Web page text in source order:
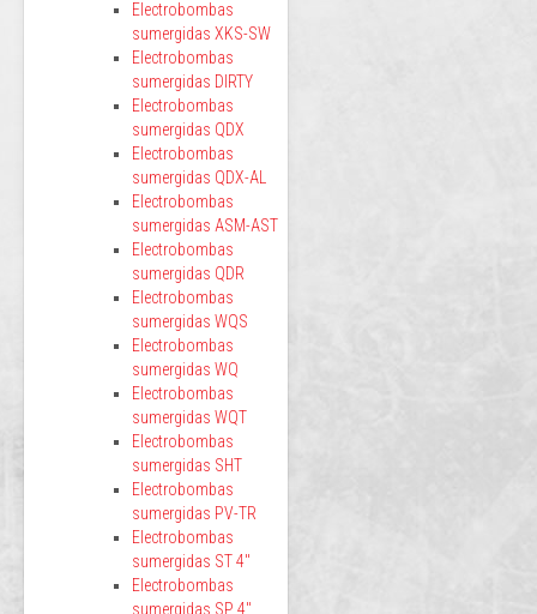
Electrobombas
sumergidas XKS-SW
Electrobombas
sumergidas DIRTY
Electrobombas
sumergidas QDX
Electrobombas
sumergidas QDX-AL
Electrobombas
sumergidas ASM-AST
Electrobombas
sumergidas QDR
Electrobombas
sumergidas WQS
Electrobombas
sumergidas WQ
Electrobombas
sumergidas WQT
Electrobombas
sumergidas SHT
Electrobombas
sumergidas PV-TR
Electrobombas
sumergidas ST 4"
Electrobombas
sumergidas SP 4"